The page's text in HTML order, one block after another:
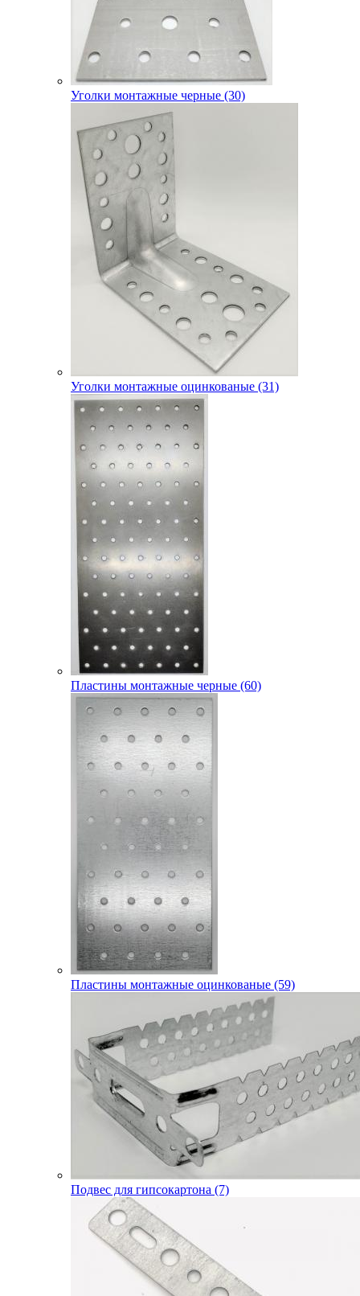
Уголки монтажные черные (30)
Уголки монтажные оцинкованые (31)
Пластины монтажные черные (60)
Пластины монтажные оцинкованые (59)
Подвес для гипсокартона (7)